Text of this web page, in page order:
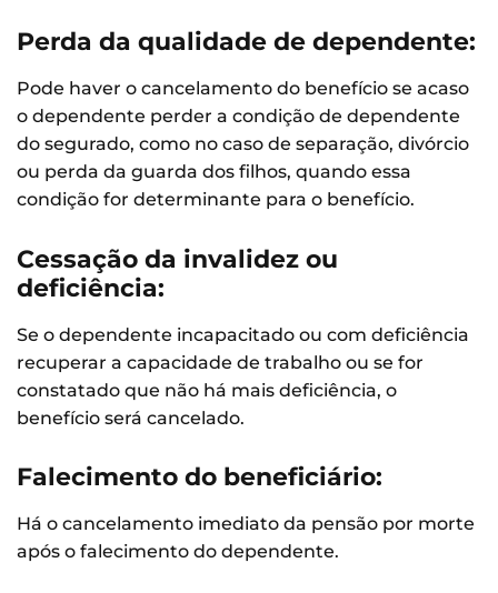
Perda da qualidade de dependente:
Pode haver o cancelamento do benefício se acaso
o dependente perder a condição de dependente
do segurado, como no caso de separação, divórcio
ou perda da guarda dos filhos, quando essa
condição for determinante para o benefício.
Cessação da invalidez ou
deficiência:
Se o dependente incapacitado ou com deficiência
recuperar a capacidade de trabalho ou se for
constatado que não há mais deficiência, o
benefício será cancelado.
Falecimento do beneficiário:
Há o cancelamento imediato da pensão por morte
após o falecimento do dependente.